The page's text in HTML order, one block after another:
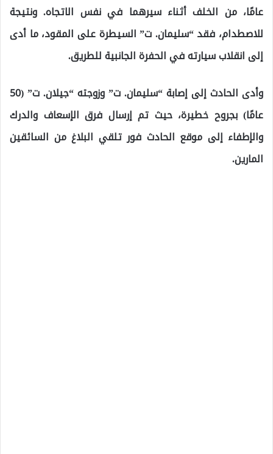
عامًا، من الخلف أثناء سيرهما في نفس الاتجاه. ونتيجة
للاصطدام، فقد “سليمان. ت” السيطرة على المقود، ما أدى
إلى انقلاب سيارته في الحفرة الجانبية للطريق.
وأدى الحادث إلى إصابة “سليمان. ت” وزوجته “جيلان. ت” (50
عامًا) بجروح خطيرة، حيث تم إرسال فرق الإسعاف والدرك
والإطفاء إلى موقع الحادث فور تلقي البلاغ من السائقين
المارين.